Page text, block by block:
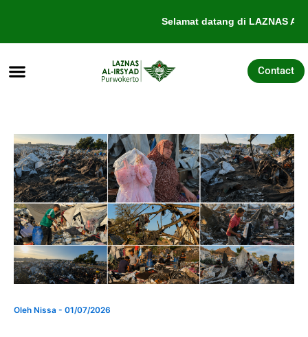
konten
Selamat datang di LAZNAS Al-
Contact
Oleh Nissa - 01/07/2026